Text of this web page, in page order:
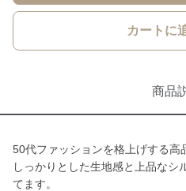
カートに
商品
50代ファッションを格上げする高
しっかりとした生地感と上品なシ
てます。